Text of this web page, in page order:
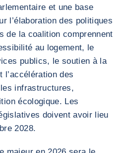
et une base
l’élaboration des politiques
de la coalition comprennent
au logement, le
publics, le soutien à la
l’accélération des
infrastructures,
écologique. Les
doivent avoir lieu
2028.